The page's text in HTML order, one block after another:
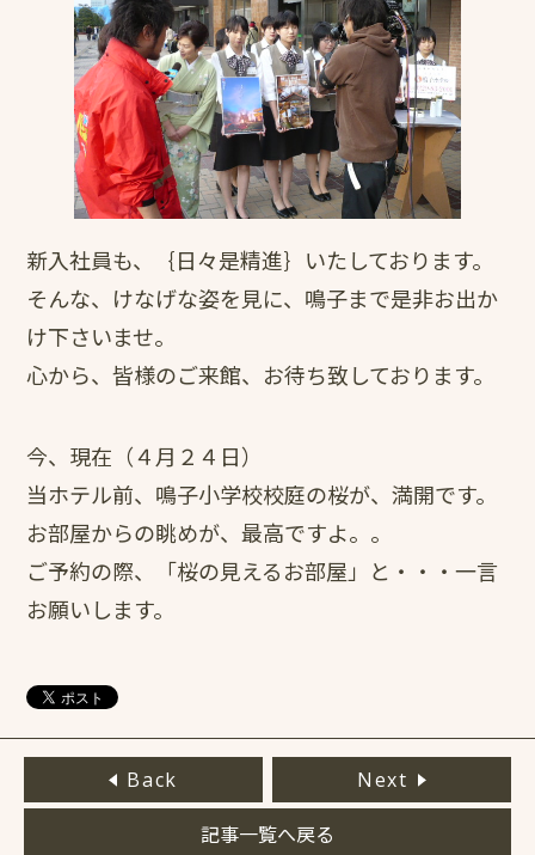
新入社員も、｛日々是精進｝いたしております。
そんな、けなげな姿を見に、鳴子まで是非お出か
け下さいませ。
心から、皆様のご来館、お待ち致しております。
今、現在（４月２４日）
当ホテル前、鳴子小学校校庭の桜が、満開です。
お部屋からの眺めが、最高ですよ。。
ご予約の際、「桜の見えるお部屋」と・・・一言
お願いします。
Back Next
記事一覧へ戻る